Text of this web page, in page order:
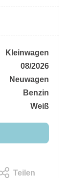
Kleinwagen
08/2026
Neuwagen
Benzin
Weiß
Teilen